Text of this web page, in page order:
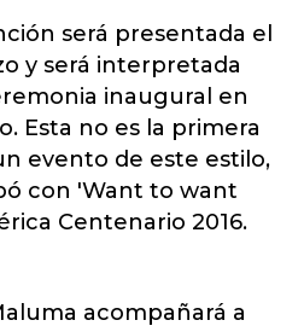
será presentada el
y será interpretada
inaugural en
Esta no es la primera
evento de este estilo,
con 'Want to want
Centenario 2016.
acompañará a